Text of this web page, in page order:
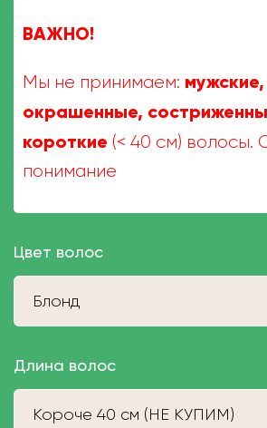
ВАЖНО!
Мы не принимаем: мужские,
окрашенные,
короткие (< 40 см) волосы.
понимание
Цвет волос
Блонд
Длина волос
Короче 40 см (НЕ КУПИМ)